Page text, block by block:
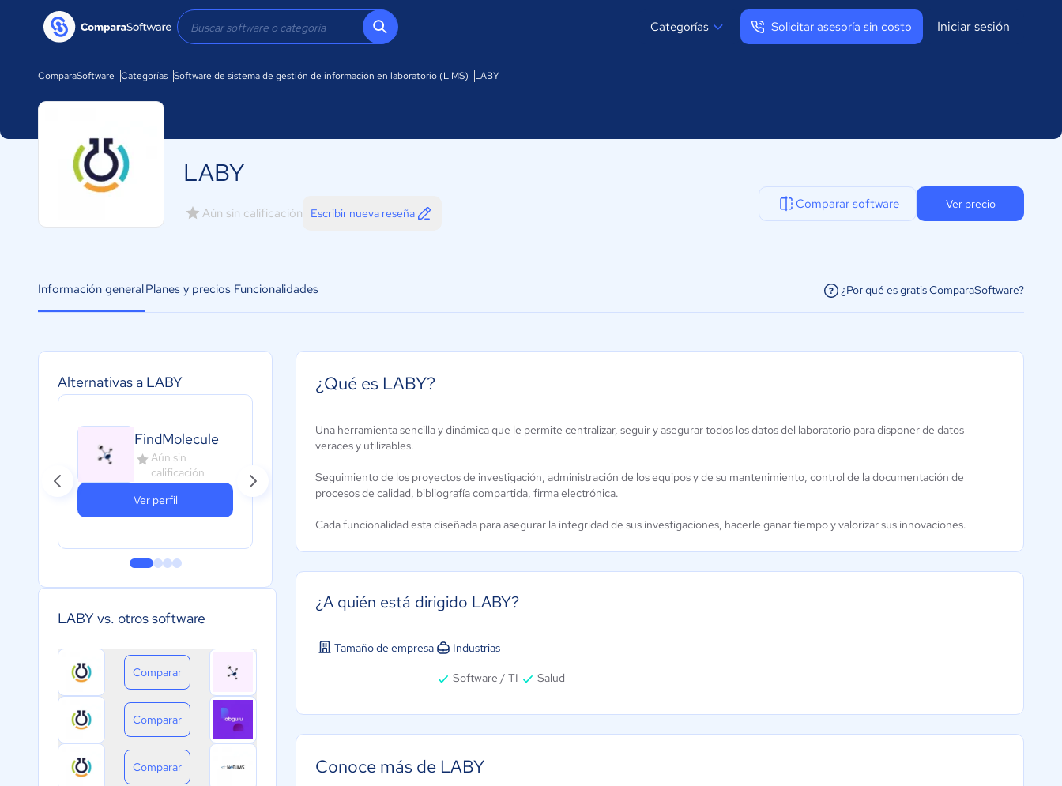
Categorías Solicitar asesoría sin costo Iniciar sesión
ComparaSoftware Categorías Software de sistema de gestión de información en laboratorio (LIMS) LABY
LABY
Aún sin calificación Escribir nueva reseña
Comparar software Ver precio
Información generalPlanes y precios Funcionalidades ¿Por qué es gratis ComparaSoftware?
Alternativas a LABY
FindMolecule
Aún sin
calificación
Ver perfil
Labguru
calificación
LabOS
calificación
Lockbox LIMS
calificación
LABY vs. otros software
Comparar
Comparar
Comparar
¿Qué es LABY?
Una herramienta sencilla y dinámica que le permite centralizar, seguir y asegurar todos los datos del laboratorio para disponer de datos
veraces y utilizables.
Seguimiento de los proyectos de investigación, administración de los equipos y de su mantenimiento, control de la documentación de
procesos de calidad, bibliografía compartida, firma electrónica.
Cada funcionalidad esta diseñada para asegurar la integridad de sus investigaciones, hacerle ganar tiempo y valorizar sus innovaciones.
¿A quién está dirigido LABY?
Tamaño de empresa Industrias
Software / TI Salud
Conoce más de LABY